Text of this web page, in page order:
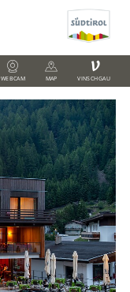
WEBCAM MAP
V
VINSCHGAU